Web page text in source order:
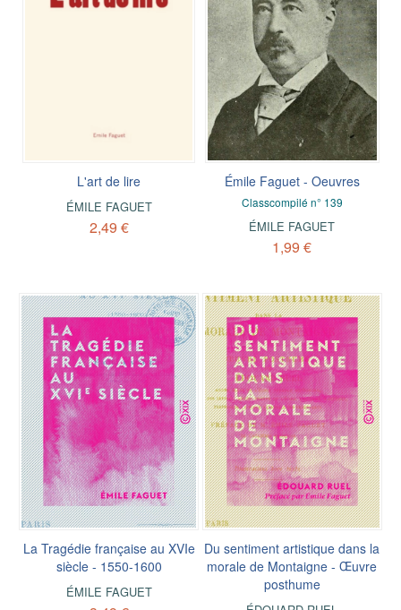
L'art de lire
ÉMILE FAGUET
2,49 €
Émile Faguet - Oeuvres
Classcompilé n° 139
ÉMILE FAGUET
1,99 €
La Tragédie française au XVIe
siècle - 1550-1600
ÉMILE FAGUET
Du sentiment artistique dans la
morale de Montaigne - Œuvre
posthume